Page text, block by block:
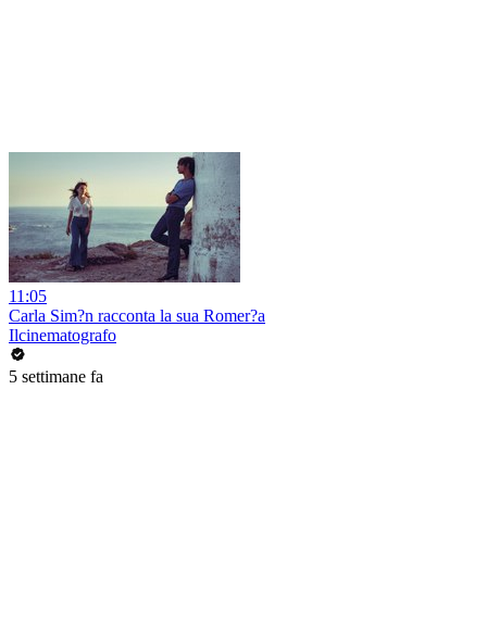
11:05
Carla Sim?n racconta la sua Romer?a
Ilcinematografo
5 settimane fa